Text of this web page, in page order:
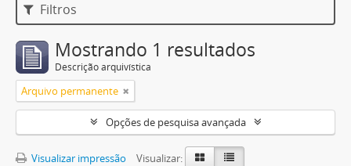
Filtros
Mostrando 1 resultados
Descrição arquivística
Arquivo permanente
Opções de pesquisa avançada
Visualizar impressão
Visualizar: